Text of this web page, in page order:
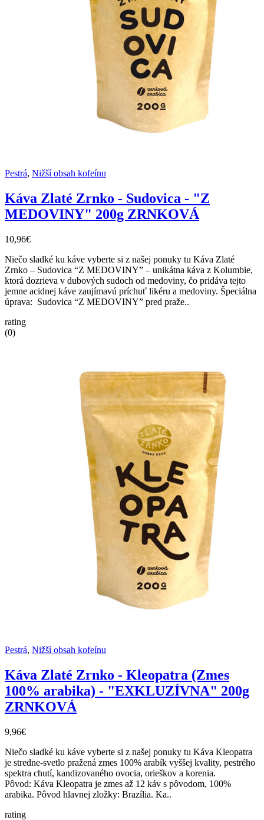
Pestrá, Nižší obsah kofeínu
Káva Zlaté Zrnko - Sudovica - "Z
MEDOVINY" 200g ZRNKOVÁ
10,96€
Niečo sladké ku káve vyberte si z našej ponuky tu Káva Zlaté
Zrnko – Sudovica “Z MEDOVINY” – unikátna káva z Kolumbie,
ktorá dozrieva v dubových sudoch od medoviny, čo pridáva tejto
jemne acidnej káve zaujímavú príchuť likéru a medoviny. Špeciálna
úprava: Sudovica “Z MEDOVINY” pred praže..
rating
(0)
Pestrá, Nižší obsah kofeínu
Káva Zlaté Zrnko - Kleopatra (Zmes
100% arabika) - "EXKLUZÍVNA" 200g
ZRNKOVÁ
9,96€
Niečo sladké ku káve vyberte si z našej ponuky tu Káva Kleopatra
je stredne-svetlo pražená zmes 100% arabík vyššej kvality, pestrého
spektra chutí, kandizovaného ovocia, orieškov a korenia.
Pôvod: Káva Kleopatra je zmes až 12 káv s pôvodom, 100%
arabika. Pôvod hlavnej zložky: Brazília. Ka..
rating